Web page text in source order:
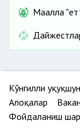
Маҳалла
Кўнгилли
Алоқалар
Фойдаланиш